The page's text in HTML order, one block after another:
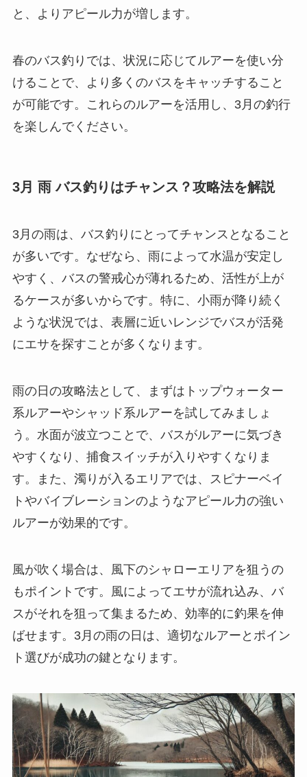
と、よりアピール力が増します。
春のバス釣りでは、状況に応じてルアーを使い分
けることで、より多くのバスをキャッチすること
が可能です。これらのルアーを活用し、3月の釣行
を楽しんでください。
3月 雨 バス釣りはチャンス？攻略法を解説
3月の雨は、バス釣りにとってチャンスとなること
が多いです。なぜなら、雨によって水温が安定し
やすく、バスの警戒心が薄れるため、活性が上が
るケースが多いからです。特に、小雨が降り続く
ような状況では、表層に近いレンジでバスが活発
にエサを探すことが多くなります。
雨の日の攻略法として、まずはトップウォーター
系ルアーやシャッド系ルアーを試してみましょ
う。水面が波立つことで、バスがルアーに気づき
やすくなり、捕食スイッチが入りやすくなりま
す。また、濁りが入るエリアでは、スピナーベイ
トやバイブレーションのようなアピール力の強い
ルアーが効果的です。
風が吹く場合は、風下のシャローエリアを狙うの
もポイントです。風によってエサが流れ込み、バ
スがそれを狙って集まるため、効率的に釣果を伸
ばせます。3月の雨の日は、適切なルアーとポイン
ト選びが成功の鍵となります。